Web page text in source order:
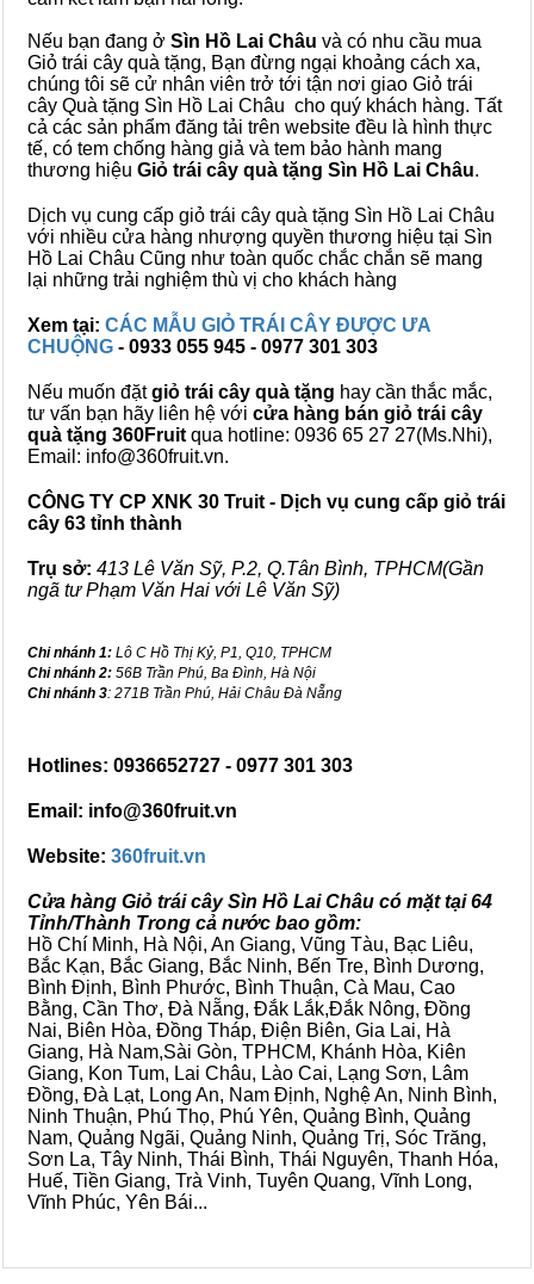
Nếu bạn đang ở Sìn Hồ Lai Châu và có nhu cầu mua
Giỏ trái cây quà tặng, Bạn đừng ngại khoảng cách xa,
chúng tôi sẽ cử nhân viên trở tới tận nơi giao Giỏ trái
cây Quà tặng Sìn Hồ Lai Châu cho quý khách hàng. Tất
cả các sản phẩm đăng tải trên website đều là hình thực
tế, có tem chống hàng giả và tem bảo hành mang
thương hiệu Giỏ trái cây quà tặng Sìn Hồ Lai Châu.
Dịch vụ cung cấp giỏ trái cây quà tặng Sìn Hồ Lai Châu
với nhiều cửa hàng nhượng quyền thương hiệu tại Sìn
Hồ Lai Châu Cũng như toàn quốc chắc chắn sẽ mang
lại những trải nghiệm thù vị cho khách hàng
Xem tại: CÁC MẪU GIỎ TRÁI CÂY ĐƯỢC ƯA
CHUỘNG - 0933 055 945 - 0977 301 303
Nếu muốn đặtgiỏ trái cây quà tặng hay cần thắc mắc,
tư vấn bạn hãy liên hệ với cửa hàng bán giỏ trái cây
quà tặng 360Fruit qua hotline: 0936 65 27 27(Ms.Nhi),
Email: info@360fruit.vn.
CÔNG TY CP XNK 30 Truit - Dịch vụ cung cấp giỏ trái
cây 63 tỉnh thành
Trụ sở: 413 Lê Văn Sỹ, P.2, Q.Tân Bình, TPHCM(Gần
ngã tư Phạm Văn Hai với Lê Văn Sỹ)
Chi nhánh 1: Lô C Hồ Thị Kỷ, P1, Q10, TPHCM
Chi nhánh 2: 56B Trần Phú, Ba Đình, Hà Nội
Chi nhánh 3: 271B Trần Phú, Hải Châu Đà Nẵng
Hotlines: 0936652727 - 0977 301 303
Email: info@360fruit.vn
Website: 360fruit.vn
Cửa hàng Giỏ trái cây Sìn Hồ Lai Châu có mặt tại 64
Tỉnh/Thành Trong cả nước bao gồm:
Hồ Chí Minh, Hà Nội, An Giang, Vũng Tàu, Bạc Liêu,
Bắc Kạn, Bắc Giang, Bắc Ninh, Bến Tre, Bình Dương,
Bình Định, Bình Phước, Bình Thuận, Cà Mau, Cao
Bằng, Cần Thơ, Đà Nẵng, Đắk Lắk,Đắk Nông, Đồng
Nai, Biên Hòa, Đồng Tháp, Điện Biên, Gia Lai, Hà
Giang, Hà Nam,Sài Gòn, TPHCM, Khánh Hòa, Kiên
Giang, Kon Tum, Lai Châu, Lào Cai, Lạng Sơn, Lâm
Đồng, Đà Lạt, Long An, Nam Định, Nghệ An, Ninh Bình,
Ninh Thuận, Phú Thọ, Phú Yên, Quảng Bình, Quảng
Nam, Quảng Ngãi, Quảng Ninh, Quảng Trị, Sóc Trăng,
Sơn La, Tây Ninh, Thái Bình, Thái Nguyên, Thanh Hóa,
Huế, Tiền Giang, Trà Vinh, Tuyên Quang, Vĩnh Long,
Vĩnh Phúc, Yên Bái...